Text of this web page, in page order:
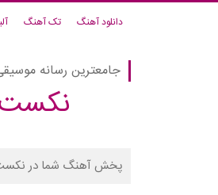
دانلود آهنگ تک آهنگ
جامعترین رسانه
پخش آهنگ شما در نکست